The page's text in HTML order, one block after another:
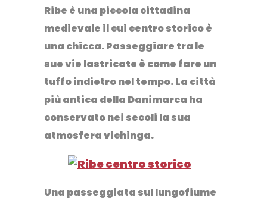
Ribe è una piccola cittadina
medievale il cui centro storico è
una chicca. Passeggiare tra le
sue vie lastricate è come fare un
tuffo indietro nel tempo. La città
più antica della Danimarca ha
conservato nei secoli la sua
atmosfera vichinga.
Una passeggiata sul lungofiume